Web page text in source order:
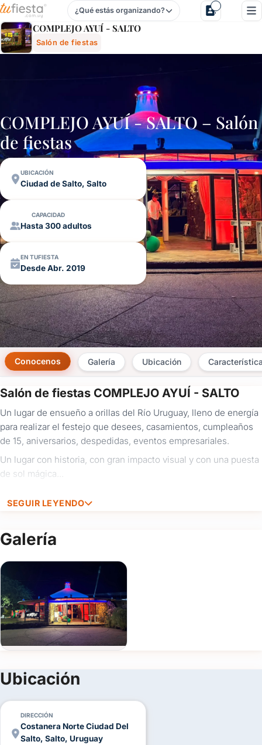
Complejo AyuÍ - Salto - Salón De Fiestas En Ciudad De
¿Qué estás organizando?
COMPLEJO AYUÍ - SALTO
Salón de fiestas
COMPLEJO AYUÍ - SALTO – Salón
de fiestas
UBICACIÓN
Ciudad de Salto, Salto
CAPACIDAD
Hasta 300 adultos
EN TUFIESTA
Desde Abr. 2019
Conocenos Galería Ubicación
Salón de fiestas COMPLEJO AYUÍ - SALTO
Un lugar de ensueño a orillas del Río Uruguay, lleno de energía
para realizar el festejo que desees, casamientos, cumpleaños
de 15, aniversarios, despedidas, eventos empresariales.
Un lugar con historia, con gran impacto visual y con una puesta
de sol mágica...
SEGUIR LEYENDO
Galería
Ubicación
DIRECCIÓN
Costanera Norte Ciudad Del
Salto, Salto, Uruguay
×
Consultar
¿Ya
tenés
cuenta?
aquí
tus
datos
y
Ingresar y autocompletar
Nombre
Tipo